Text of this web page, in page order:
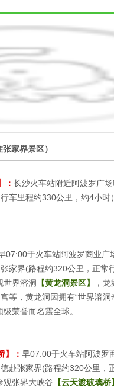
家界景区）
： 长沙火车站附近阿波罗广
车里程约330公里，约4小
07:00于火车站阿波罗商业广
家界(路程约320公里，正常
世界溶洞 【黄龙洞景区】
，
等，黄龙洞因拥有“世界溶洞
荣誉而名震全球。
】： 早07:00于火车站阿波罗
赴张家界(路程约320公里，
观张界大峡谷 【云天渡玻璃桥】